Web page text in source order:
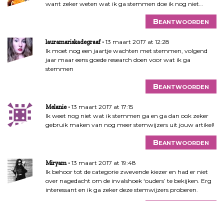
a
g
a
t
want zeker weten wat ik ga stemmen doe ik nog niet…
Beantwoorden
lauramariskadegraaf
13 maart 2017 at 12:28
Ik moet nog een jaartje wachten met stemmen, volgend
jaar maar eens goede research doen voor wat ik ga
stemmen
Beantwoorden
Melanie
13 maart 2017 at 17:15
Ik weet nog niet wat ik stemmen ga en ga dan ook zeker
gebruik maken van nog meer stemwijzers uit jouw artikel!
Beantwoorden
Miryam
13 maart 2017 at 19:48
Ik behoor tot de categorie zwevende kiezer en had er niet
over nagedacht om de invalshoek ‘ouders’ te bekijken. Erg
interessant en ik ga zeker deze stemwijzers proberen.